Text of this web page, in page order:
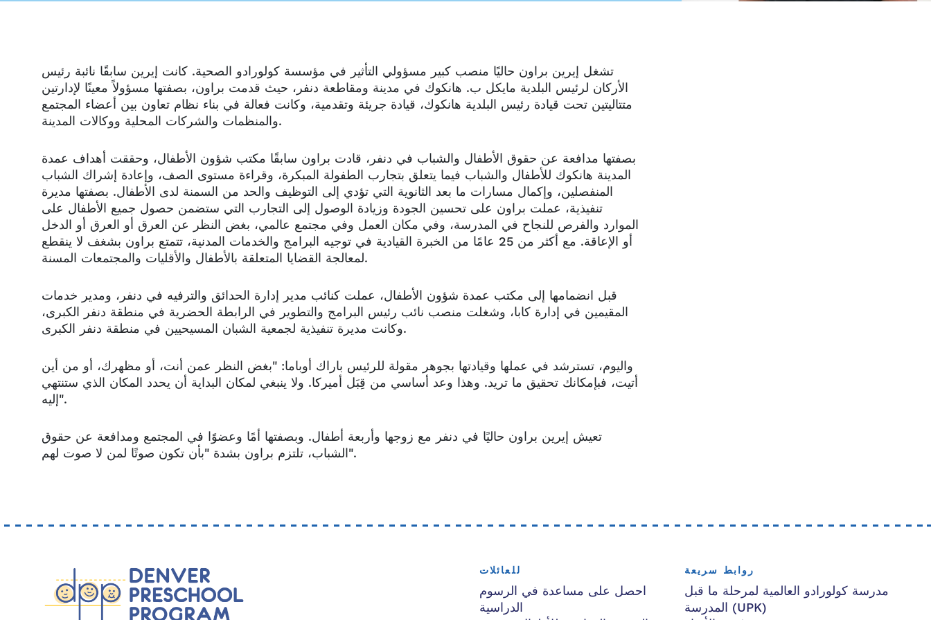
تشغل إيرين براون حاليًا منصب كبير مسؤولي التأثير في مؤسسة كولورادو الصحية. كانت إيرين سابقًا نائبة رئيس
الأركان لرئيس البلدية مايكل ب. هانكوك في مدينة ومقاطعة دنفر، حيث قدمت براون، بصفتها مسؤولاً معينًا لإدارتين
متتاليتين تحت قيادة رئيس البلدية هانكوك، قيادة جريئة وتقدمية، وكانت فعالة في بناء نظام تعاون بين أعضاء المجتمع
والمنظمات والشركات المحلية ووكالات المدينة.
بصفتها مدافعة عن حقوق الأطفال والشباب في دنفر، قادت براون سابقًا مكتب شؤون الأطفال، وحققت أهداف عمدة
المدينة هانكوك للأطفال والشباب فيما يتعلق بتجارب الطفولة المبكرة، وقراءة مستوى الصف، وإعادة إشراك الشباب
المنفصلين، وإكمال مسارات ما بعد الثانوية التي تؤدي إلى التوظيف والحد من السمنة لدى الأطفال. بصفتها مديرة
تنفيذية، عملت براون على تحسين الجودة وزيادة الوصول إلى التجارب التي ستضمن حصول جميع الأطفال على
الموارد والفرص للنجاح في المدرسة، وفي مكان العمل وفي مجتمع عالمي، بغض النظر عن العرق أو العرق أو الدخل
أو الإعاقة. مع أكثر من 25 عامًا من الخبرة القيادية في توجيه البرامج والخدمات المدنية، تتمتع براون بشغف لا ينقطع
لمعالجة القضايا المتعلقة بالأطفال والأقليات والمجتمعات المسنة.
قبل انضمامها إلى مكتب عمدة شؤون الأطفال، عملت كنائب مدير إدارة الحدائق والترفيه في دنفر، ومدير خدمات
المقيمين في إدارة كابا، وشغلت منصب نائب رئيس البرامج والتطوير في الرابطة الحضرية في منطقة دنفر الكبرى،
وكانت مديرة تنفيذية لجمعية الشبان المسيحيين في منطقة دنفر الكبرى.
واليوم، تسترشد في عملها وقيادتها بجوهر مقولة للرئيس باراك أوباما: "بغض النظر عمن أنت، أو مظهرك، أو من أين
أتيت، فبإمكانك تحقيق ما تريد. وهذا وعد أساسي من قِبَل أميركا. ولا ينبغي لمكان البداية أن يحدد المكان الذي ستنتهي
إليه".
تعيش إيرين براون حاليًا في دنفر مع زوجها وأربعة أطفال. وبصفتها أمًا وعضوًا في المجتمع ومدافعة عن حقوق
الشباب، تلتزم براون بشدة "بأن تكون صوتًا لمن لا صوت لهم".
للعائلات
احصل على مساعدة في الرسوم
الدراسية
روابط سريعة
مدرسة كولورادو العالمية لمرحلة ما قبل
المدرسة (UPK)